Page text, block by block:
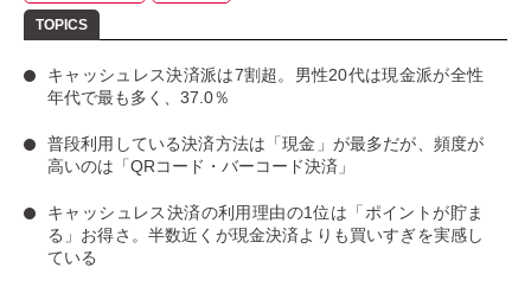
キャッシュレス決済派は7割超。男性20代は現金派が全性
年代で最も多く、37.0％
普段利用している決済方法は「現金」 が最多だが、 頻度が
高いのは「QRコード・バーコード決済」
キャッシュレス決済の利用理由の1位は「ポイントが貯ま
る」お得さ。 半数近くが現金決済よりも買いすぎを実感し
ている